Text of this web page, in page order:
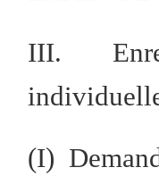
III.
(I)